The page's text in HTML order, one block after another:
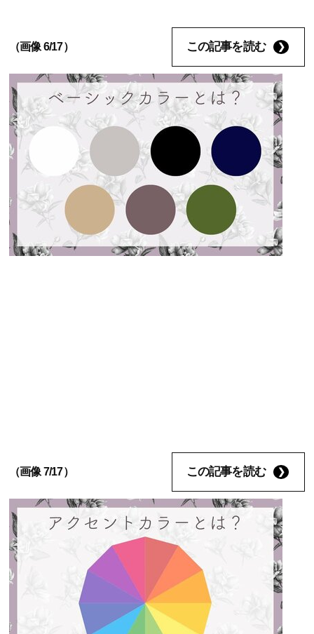
（画像 6/17） この記事を読む
（画像 7/17） この記事を読む